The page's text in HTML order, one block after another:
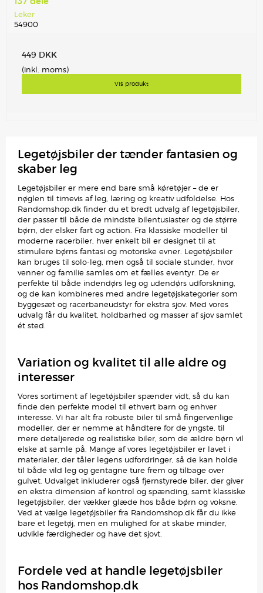
Leker
54900
449 DKK
(inkl. moms)
Vis produkt
Legetøjsbiler der tænder fantasien og
skaber leg
Legetøjsbiler er mere end bare små køretøjer – de er
nøglen til timevis af leg, læring og kreativ udfoldelse. Hos
Randomshop.dk finder du et bredt udvalg af legetøjsbiler,
der passer til både de mindste bilentusiaster og de større
børn, der elsker fart og action. Fra klassiske modeller til
moderne racerbiler, hver enkelt bil er designet til at
stimulere børns fantasi og motoriske evner. Legetøjsbiler
kan bruges til solo-leg, men også til sociale stunder, hvor
venner og familie samles om et fælles eventyr. De er
perfekte til både indendørs leg og udendørs udforskning,
og de kan kombineres med andre legetøjskategorier som
byggesæt og racerbaneudstyr for ekstra sjov. Med vores
udvalg får du kvalitet, holdbarhed og masser af sjov samlet
ét sted.
Variation og kvalitet til alle aldre og
interesser
Vores sortiment af legetøjsbiler spænder vidt, så du kan
finde den perfekte model til ethvert barn og enhver
interesse. Vi har alt fra robuste biler til små fingervenlige
modeller, der er nemme at håndtere for de yngste, til
mere detaljerede og realistiske biler, som de ældre børn vil
elske at samle på. Mange af vores legetøjsbiler er lavet i
materialer, der tåler legens udfordringer, så de kan holde
til både vild leg og gentagne ture frem og tilbage over
gulvet. Udvalget inkluderer også fjernstyrede biler, der giver
en ekstra dimension af kontrol og spænding, samt klassiske
legetøjsbiler, der vækker glæde hos både børn og voksne.
Ved at vælge legetøjsbiler fra Randomshop.dk får du ikke
bare et legetøj, men en mulighed for at skabe minder,
udvikle færdigheder og have det sjovt.
Fordele ved at handle legetøjsbiler
hos Randomshop.dk